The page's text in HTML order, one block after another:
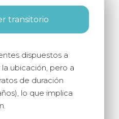
transitorio
dispuestos a
ubicación, pero a
de duración
lo que implica